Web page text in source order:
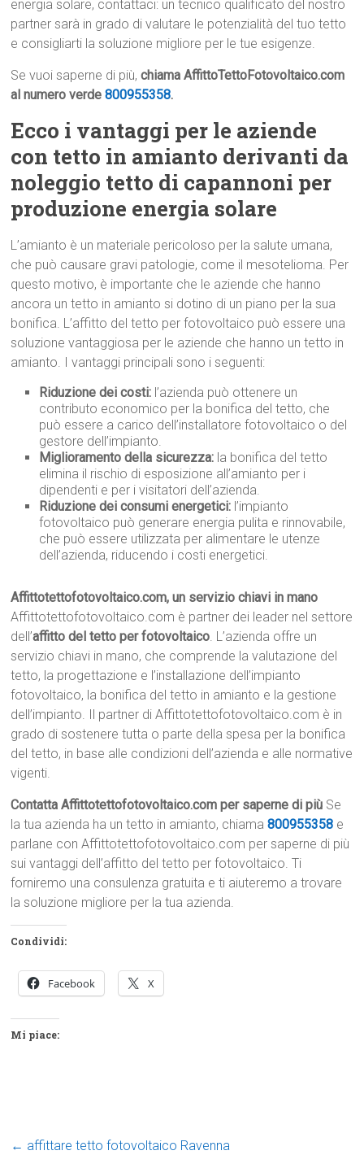
energia solare, contattaci: un tecnico qualificato del nostro
partner sarà in grado di valutare le potenzialità del tuo tetto
e consigliarti la soluzione migliore per le tue esigenze.
Se vuoi saperne di più,chiama AffittoTettoFotovoltaico.com
al numero verde800955358.
Ecco i vantaggi per le aziende
con tetto in amianto derivanti da
noleggio tetto di capannoni per
produzione energia solare
L’amianto è un materiale pericoloso per la salute umana,
che può causare gravi patologie, come il mesotelioma. Per
questo motivo, è importante che le aziende che hanno
ancora un tetto in amianto si dotino di un piano per la sua
bonifica. L’affitto del tetto per fotovoltaico può essere una
soluzione vantaggiosa per le aziende che hanno un tetto in
amianto. I vantaggi principali sono i seguenti:
Riduzione dei costi: l’azienda può ottenere un
contributo economico per la bonifica del tetto, che
può essere a carico dell’installatore fotovoltaico o del
gestore dell’impianto.
Miglioramento della sicurezza: la bonifica del tetto
elimina il rischio di esposizione all’amianto per i
dipendenti e per i visitatori dell’azienda.
Riduzione dei consumi energetici: l’impianto
fotovoltaico può generare energia pulita e rinnovabile,
che può essere utilizzata per alimentare le utenze
dell’azienda, riducendo i costi energetici.
Affittotettofotovoltaico.com, un servizio chiavi in mano
Affittotettofotovoltaico.com è partner dei leader nel settore
dell’affitto del tetto per fotovoltaico. L’azienda offre un
servizio chiavi in mano, che comprende la valutazione del
tetto, la progettazione e l’installazione dell’impianto
fotovoltaico, la bonifica del tetto in amianto e la gestione
dell’impianto. Il partner di Affittotettofotovoltaico.com è in
grado di sostenere tutta o parte della spesa per la bonifica
del tetto, in base alle condizioni dell’azienda e alle normative
vigenti.
Contatta Affittotettofotovoltaico.com per saperne di più Se
la tua azienda ha un tetto in amianto, chiama800955358 e
parlane con Affittotettofotovoltaico.com per saperne di più
sui vantaggi dell’affitto del tetto per fotovoltaico. Ti
forniremo una consulenza gratuita e ti aiuteremo a trovare
la soluzione migliore per la tua azienda.
Condividi:
Facebook X
Mi piace:
← affittare tetto fotovoltaico Ravenna